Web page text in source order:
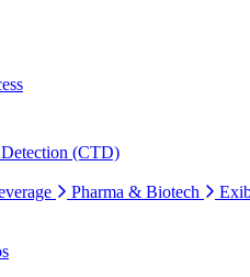
(CTD)
Pharma & Biotech